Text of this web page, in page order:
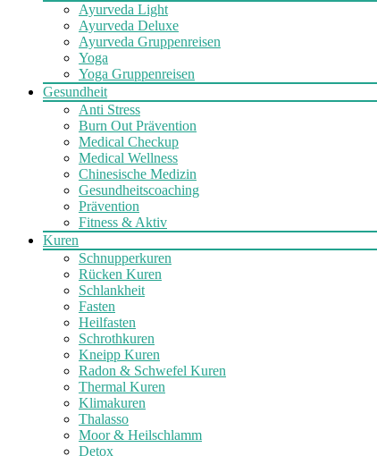
Ayurveda Light
Ayurveda Deluxe
Ayurveda Gruppenreisen
Yoga
Yoga Gruppenreisen
Gesundheit
Anti Stress
Burn Out Prävention
Medical Checkup
Medical Wellness
Chinesische Medizin
Gesundheitscoaching
Prävention
Fitness & Aktiv
Kuren
Schnupperkuren
Rücken Kuren
Schlankheit
Fasten
Heilfasten
Schrothkuren
Kneipp Kuren
Radon & Schwefel Kuren
Thermal Kuren
Klimakuren
Thalasso
Moor & Heilschlamm
Detox